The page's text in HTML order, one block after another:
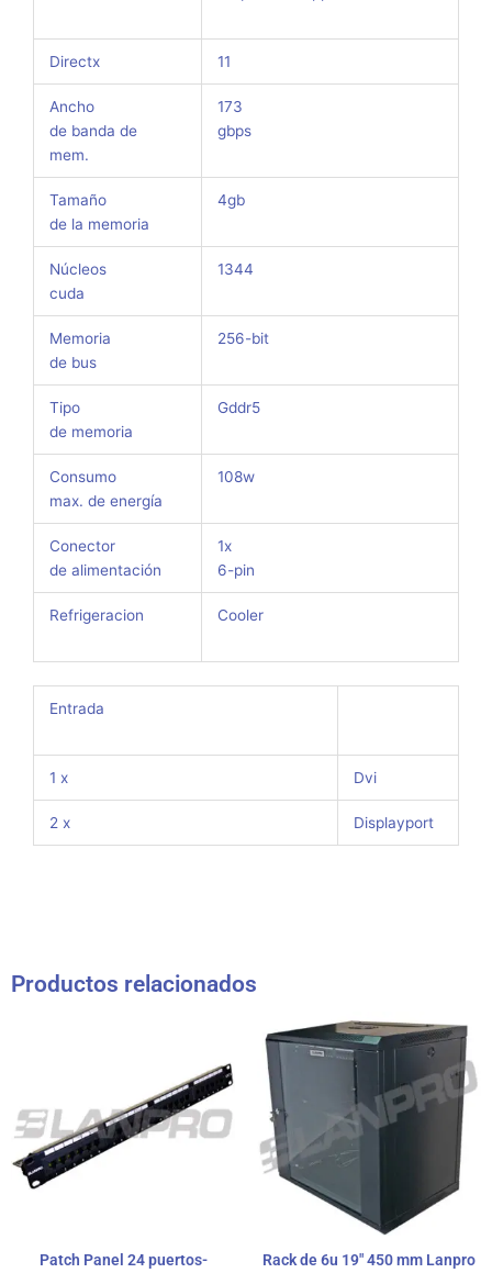
Directx 11
Ancho
de banda de
mem.
173
gbps
Tamaño
de la memoria
4gb
Núcleos
cuda
1344
Memoria
de bus
256-bit
Tipo
de memoria
Gddr5
Consumo
max. de energía
108w
Conector
de alimentación
1x
6-pin
Refrigeracion Cooler
Entrada
1 x Dvi
2 x Displayport
Productos relacionados
Patch Panel 24 puertos-
Rack de 6u 19″ 450 mm Lanpro